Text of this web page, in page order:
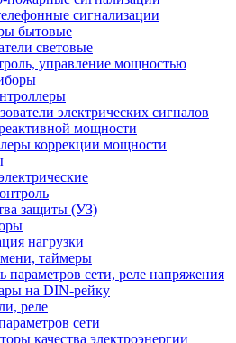
сигнализации
бытовые
световые
управление мощностью
электрических сигналов
мощности
коррекции мощности
защиты (УЗ)
нагрузки
таймеры
параметров сети, реле напряжения
на DIN-рейку
реле
сети
качества электроэнергии